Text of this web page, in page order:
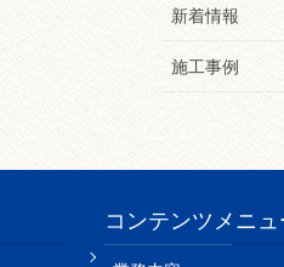
新着情報
施工事例
コンテンツメニュ